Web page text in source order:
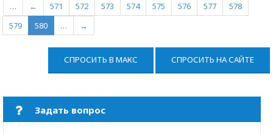
… ← 571 572 573 574 575 576 577
578
579
580 … →
СПРОСИТЬ В МАКС СПРОСИТЬ НА САЙТЕ
Задать вопрос